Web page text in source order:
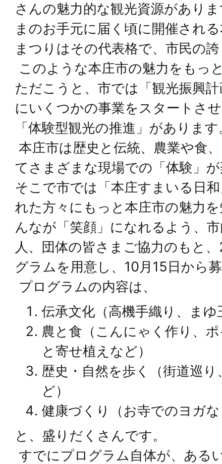
さんの魅力的な観光資源があり
まのお手元に届く頃に開催され
まつりはその代表格で、市民の
このような本庄市の魅力をもっ
ただこうと、市では「観光振興
にいくつかの事業をスタートさ
「体験型観光の推進」があります
本庄市は歴史と伝統、農業や食
てさまざまな現場での「体験」
そこで市では「本庄すまいる日
れた方々にもっと本庄市の魅力
んなが「笑顔」になれるよう、
人、団体の皆さまご協力のもと
グラムを用意し、10月15日から
プログラムの内容は、
伝承文化（高機手織り、ま
農と食（こんにゃく作り、
と寄せ植えなど）
歴史・自然を歩く（街道巡
ど）
健康づくり（お寺でのヨガ
と、盛りだくさんです。
すでにプログラム自体が、ある